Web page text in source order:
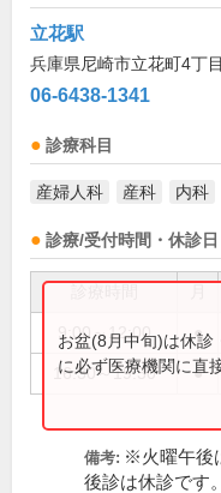
立花駅
兵庫県尼崎市立花町4丁
06-6438-1341
診療科目
産婦人科 産科 内科
診療/受付時間・休診日
9:00～12:00 ●
16:30～19:30 ●
お盆(8月中旬)は休診
に必ず医療機関に直
備考: ※火曜午後
後診は休診です。